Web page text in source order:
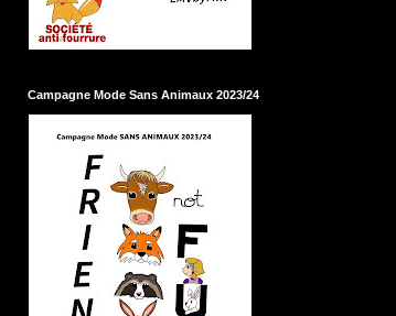
Campagne Mode Sans Animaux 2023/24